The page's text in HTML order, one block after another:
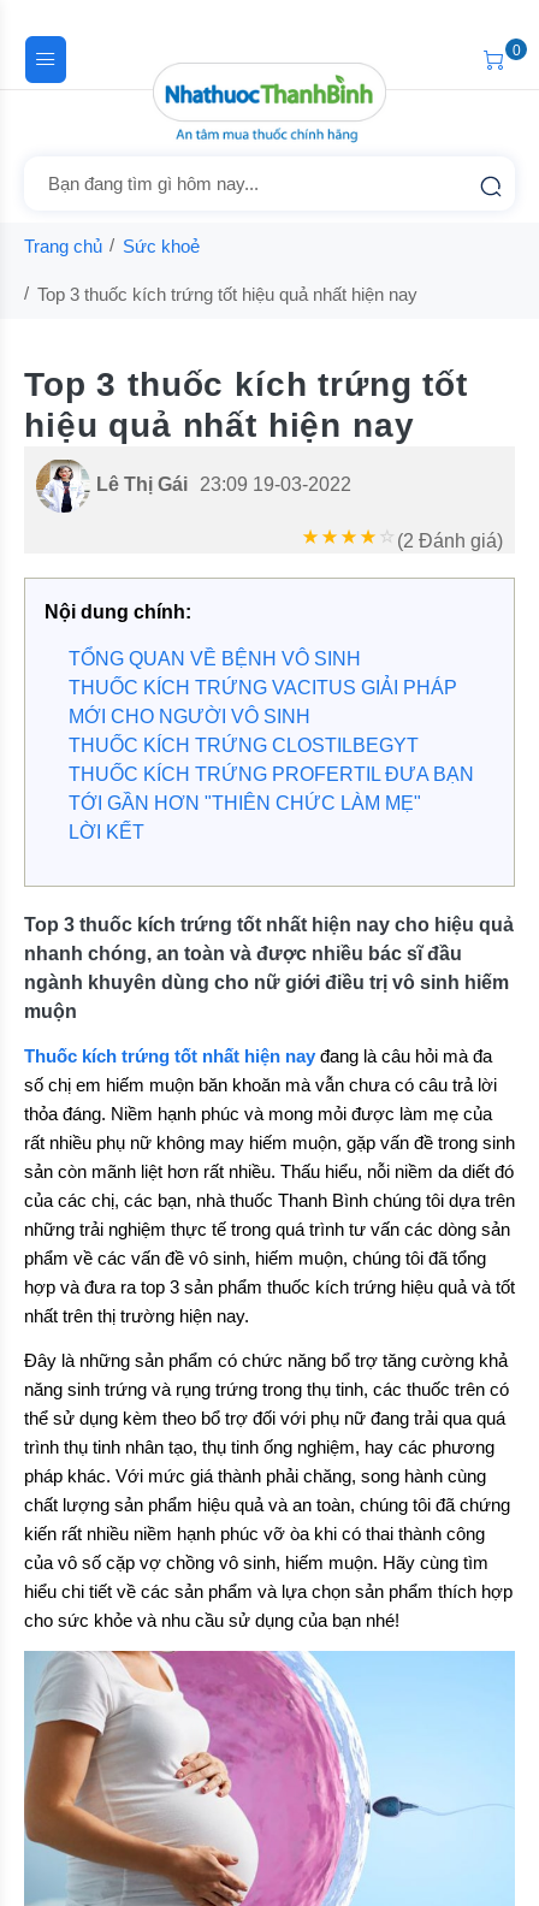
0
Trang chủ Sức khoẻ
Top 3 thuốc kích trứng tốt hiệu quả nhất hiện nay
Top 3 thuốc kích trứng tốt
hiệu quả nhất hiện nay
Lê Thị Gái 23:09 19-03-2022
(2 Đánh giá)
Nội dung chính:
TỔNG QUAN VỀ BỆNH VÔ SINH
THUỐC KÍCH TRỨNG VACITUS GIẢI PHÁP
MỚI CHO NGƯỜI VÔ SINH
THUỐC KÍCH TRỨNG CLOSTILBEGYT
THUỐC KÍCH TRỨNG PROFERTIL ĐƯA BẠN
TỚI GẦN HƠN "THIÊN CHỨC LÀM MẸ"
LỜI KẾT
Top 3 thuốc kích trứng tốt nhất hiện nay cho hiệu quả
nhanh chóng, an toàn và được nhiều bác sĩ đầu
ngành khuyên dùng cho nữ giới điều trị vô sinh hiếm
muộn
Thuốc kích trứng tốt nhất hiện nay đang là câu hỏi mà đa
số chị em hiếm muộn băn khoăn mà vẫn chưa có câu trả lời
thỏa đáng. Niềm hạnh phúc và mong mỏi được làm mẹ của
rất nhiều phụ nữ không may hiếm muộn, gặp vấn đề trong sinh
sản còn mãnh liệt hơn rất nhiều. Thấu hiểu, nỗi niềm da diết đó
của các chị, các bạn, nhà thuốc Thanh Bình chúng tôi dựa trên
những trải nghiệm thực tế trong quá trình tư vấn các dòng sản
phẩm về các vấn đề vô sinh, hiếm muộn, chúng tôi đã tổng
hợp và đưa ra top 3 sản phẩm thuốc kích trứng hiệu quả và tốt
nhất trên thị trường hiện nay.
Đây là những sản phẩm có chức năng bổ trợ tăng cường khả
năng sinh trứng và rụng trứng trong thụ tinh, các thuốc trên có
thể sử dụng kèm theo bổ trợ đối với phụ nữ đang trải qua quá
trình thụ tinh nhân tạo, thụ tinh ống nghiệm, hay các phương
pháp khác. Với mức giá thành phải chăng, song hành cùng
chất lượng sản phẩm hiệu quả và an toàn, chúng tôi đã chứng
kiến rất nhiều niềm hạnh phúc vỡ òa khi có thai thành công
của vô số cặp vợ chồng vô sinh, hiếm muộn. Hãy cùng tìm
hiểu chi tiết về các sản phẩm và lựa chọn sản phẩm thích hợp
cho sức khỏe và nhu cầu sử dụng của bạn nhé!